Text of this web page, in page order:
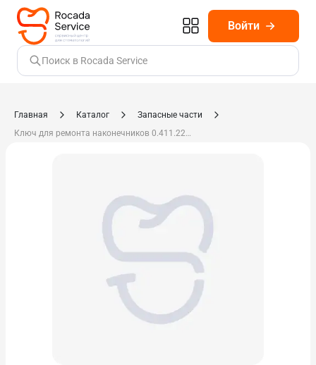
Войти
Поиск в Rocada Service
Главная Каталог
Запасные части
Ключ для ремонта наконечников 0.411.2231